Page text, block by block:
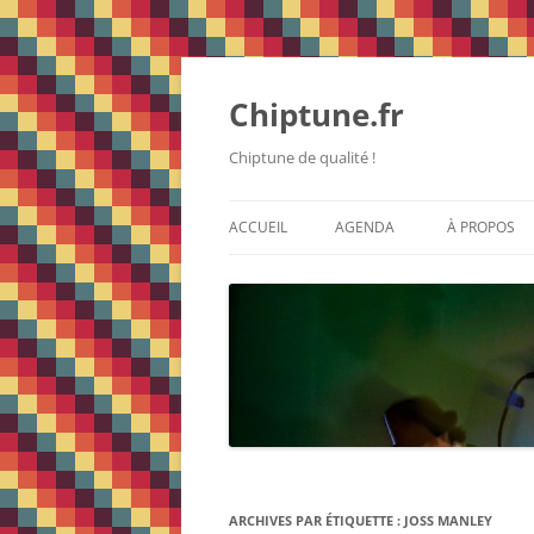
Chiptune.fr
Chiptune de qualité !
ACCUEIL AGENDA À PROPOS
ARCHIVES PAR ÉTIQUETTE : JOSS MANLEY